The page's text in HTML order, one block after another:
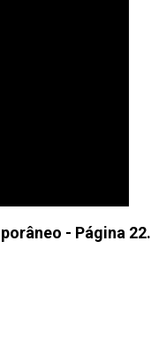
- Página 22.